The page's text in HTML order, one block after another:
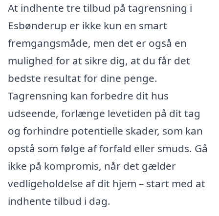
At indhente tre tilbud på tagrensning i
Esbønderup er ikke kun en smart
fremgangsmåde, men det er også en
mulighed for at sikre dig, at du får det
bedste resultat for dine penge.
Tagrensning kan forbedre dit hus
udseende, forlænge levetiden på dit tag
og forhindre potentielle skader, som kan
opstå som følge af forfald eller smuds. Gå
ikke på kompromis, når det gælder
vedligeholdelse af dit hjem – start med at
indhente tilbud i dag.